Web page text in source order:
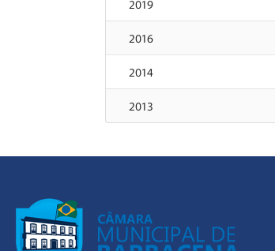
2019
2016
2014
2013